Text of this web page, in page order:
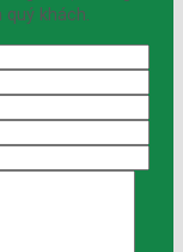
khách.